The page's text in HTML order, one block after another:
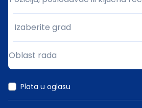
Grad
Izaberite grad
Oblast rada
Plata u oglasu